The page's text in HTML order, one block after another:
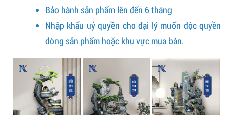
Bảo hành sản phẩm lên đến 6 tháng
Nhập khẩu uỷ quyền cho đại lý muốn độc quyền
dòng sản phẩm hoặc khu vực mua bán.